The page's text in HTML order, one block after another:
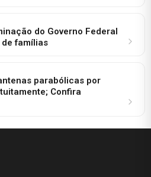
do Governo Federal
famílias
parabólicas por
Confira